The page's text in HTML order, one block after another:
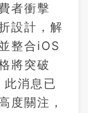
者衝擊
設計，解
整合iOS
將突破
消息已
度關注，